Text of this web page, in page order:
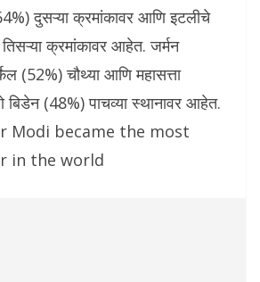
दुसऱ्या क्रमांकावर आणि इटलीचे
क्रमांकावर आहेत. जर्मन
(52%) चौथ्या आणि महासत्ता
बिडेन (48%) पाचव्या स्थानावर आहेत.
Modi became the most
in the world